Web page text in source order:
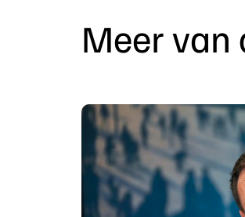
Meer van